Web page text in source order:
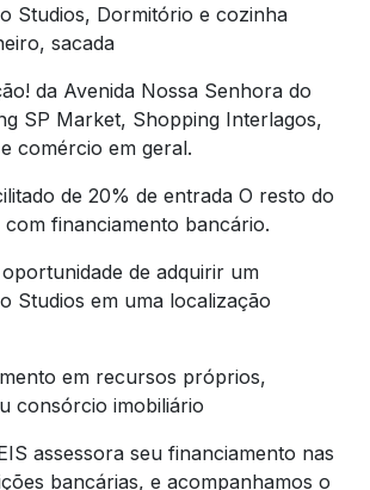
Studios, Dormitório e cozinha
sacada
da Avenida Nossa Senhora do
SP Market, Shopping Interlagos,
comércio em geral.
de 20% de entrada O resto do
com financiamento bancário.
de adquirir um
Studios em uma localização
em recursos próprios,
consórcio imobiliário
assessora seu financiamento nas
bancárias, e acompanhamos o